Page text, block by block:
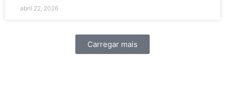
abril 22, 2026
Carregar mais